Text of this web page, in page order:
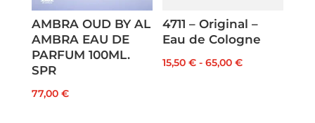
AMBRA OUD BY AL
AMBRA EAU DE
PARFUM 100ML.
SPR
77,00 €
4711 – Original –
Eau de Cologne
15,50€ - 65,00€Fascia